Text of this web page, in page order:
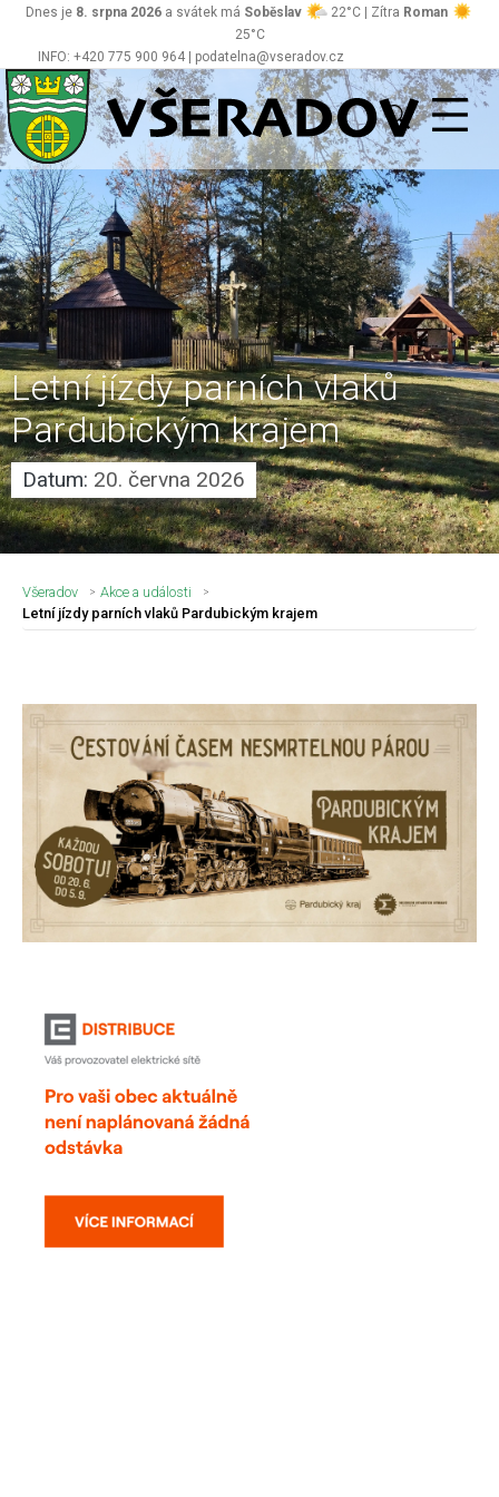
INFO: +420 775 900 964 | podatelna@vseradov.cz
Dnes je 8. srpna 2026 a svátek má Soběslav 22°C | Zítra Roman
25°C
Všeradov
Letní jízdy parních vlaků
Pardubickým krajem
Datum: 20. června 2026
Všeradov
Akce a události
Letní jízdy parních vlaků Pardubickým krajem
Nadpis článku